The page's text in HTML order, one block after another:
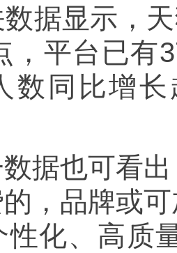
据显示，
，平台已有
数同比增
也可看出
，品牌或
性化、高质